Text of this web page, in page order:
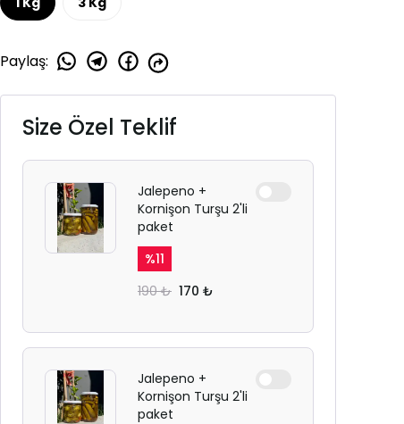
Paylaş:
Size Özel Teklif
Jalepeno +
Kornişon Turşu 2'li
paket
%11
190 ₺ 170 ₺
Jalepeno +
Kornişon Turşu 2'li
paket